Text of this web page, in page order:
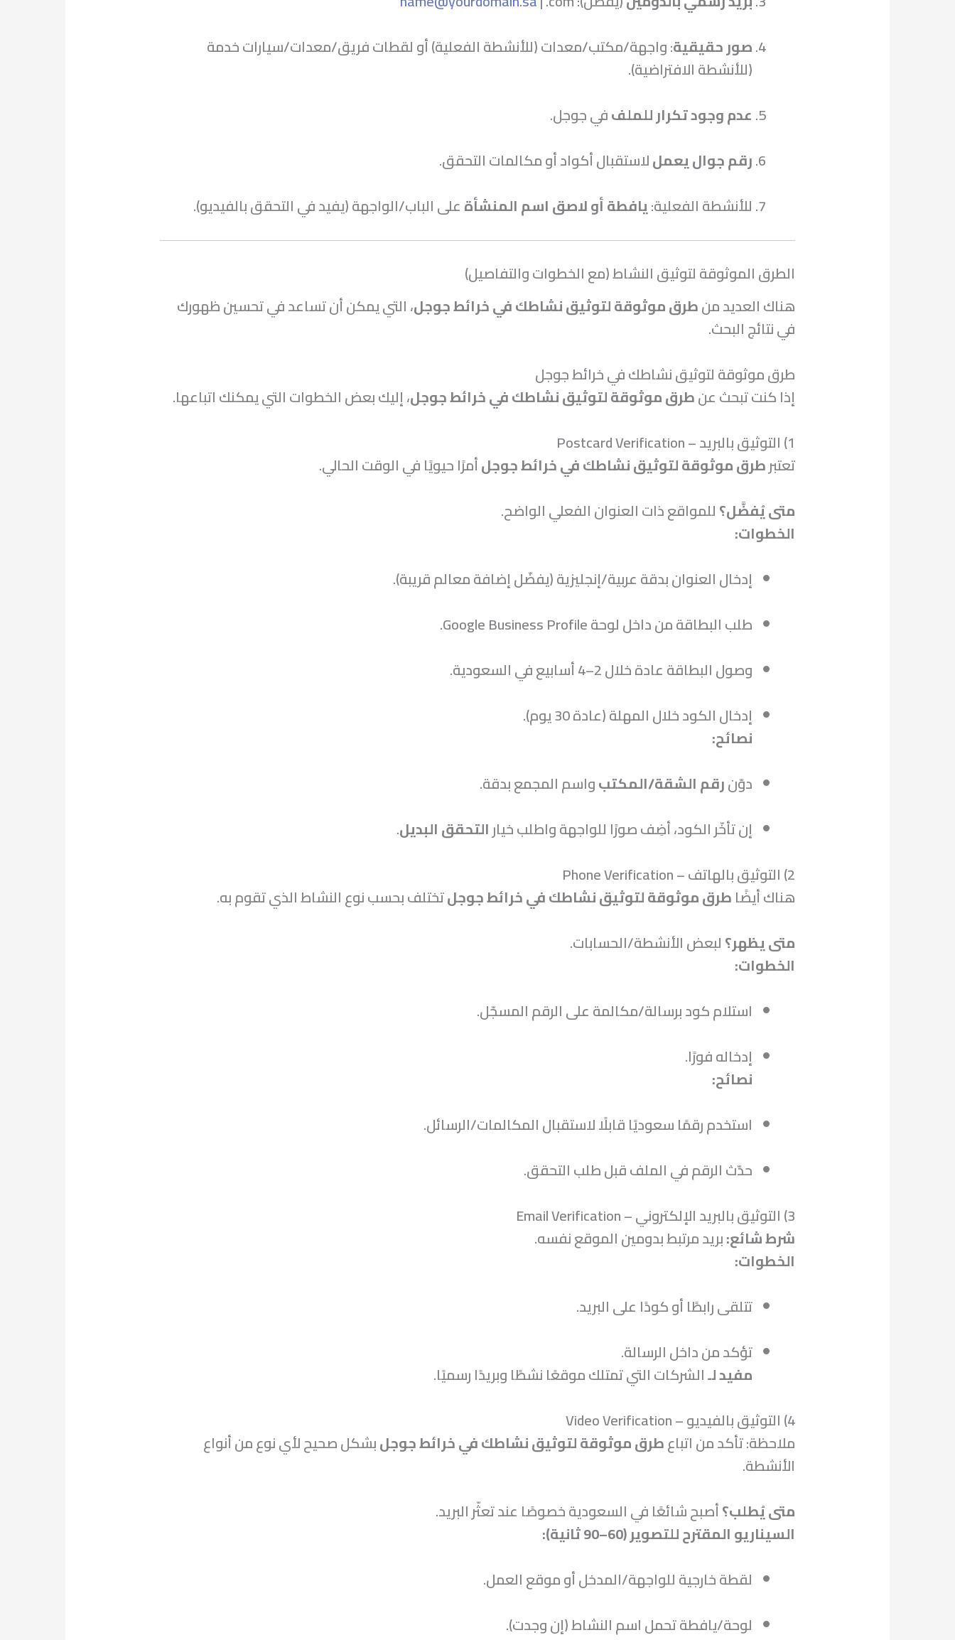
صور حقيقية: واجهة/مكتب/معدات (للأنشطة الفعلية) أو لقطات فريق/معدات/سيارات خدمة
(للأنشطة الافتراضية).
عدم وجود تكرار للملففي جوجل.
رقم جوال يعمللاستقبال أكواد أو مكالمات التحقق.
للأنشطة الفعلية:يافطة أو لاصق اسم المنشأةعلى الباب/الواجهة (يفيد في التحقق بالفيديو).
الطرق الموثوقة لتوثيق النشاط (مع الخطوات والتفاصيل)
هناك العديد منطرق موثوقة لتوثيق نشاطك في خرائط جوجل، التي يمكن أن تساعد في تحسين ظهورك
في نتائج البحث.
طرق موثوقة لتوثيق نشاطك في خرائط جوجل
إذا كنت تبحث عنطرق موثوقة لتوثيق نشاطك في خرائط جوجل، إليك بعض الخطوات التي يمكنك اتباعها.
1) التوثيق بالبريد – Postcard Verification
تعتبرطرق موثوقة لتوثيق نشاطك في خرائط جوجلأمرًا حيويًا في الوقت الحالي.
متى يُفضَّل؟للمواقع ذات العنوان الفعلي الواضح.
الخطوات:
إدخال العنوان بدقة عربية/إنجليزية (يفضّل إضافة معالم قريبة).
طلب البطاقة من داخل لوحة Google Business Profile.
وصول البطاقة عادة خلال 2–4 أسابيع في السعودية.
إدخال الكود خلال المهلة (عادة 30 يوم).
نصائح:
دوّنرقم الشقة/المكتبواسم المجمع بدقة.
إن تأخّر الكود، أضِف صورًا للواجهة واطلب خيارالتحقق البديل.
2) التوثيق بالهاتف – Phone Verification
هناك أيضًاطرق موثوقة لتوثيق نشاطك في خرائط جوجلتختلف بحسب نوع النشاط الذي تقوم به.
متى يظهر؟لبعض الأنشطة/الحسابات.
الخطوات:
استلام كود برسالة/مكالمة على الرقم المسجّل.
إدخاله فورًا.
نصائح:
استخدم رقمًا سعوديًا قابلًا لاستقبال المكالمات/الرسائل.
حدّث الرقم في الملف قبل طلب التحقق.
3) التوثيق بالبريد الإلكتروني – Email Verification
شرط شائع:بريد مرتبط بدومين الموقع نفسه.
الخطوات:
تتلقى رابطًا أو كودًا على البريد.
تؤكد من داخل الرسالة.
مفيد لـالشركات التي تمتلك موقعًا نشطًا وبريدًا رسميًا.
4) التوثيق بالفيديو – Video Verification
ملاحظة: تأكد من اتباعطرق موثوقة لتوثيق نشاطك في خرائط جوجلبشكل صحيح لأي نوع من أنواع
الأنشطة.
متى يُطلب؟أصبح شائعًا في السعودية خصوصًا عند تعثّر البريد.
السيناريو المقترح للتصوير (60–90 ثانية):
لقطة خارجية للواجهة/المدخل أو موقع العمل.
لوحة/يافطة تحمل اسم النشاط (إن وجدت).